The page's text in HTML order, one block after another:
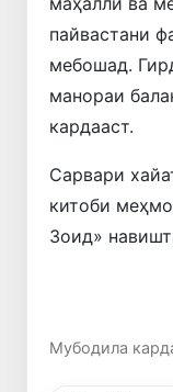
пайвастани
мебошад.
манораи
кардааст.
Сарвари
китоби
Зоид»
Мубодила